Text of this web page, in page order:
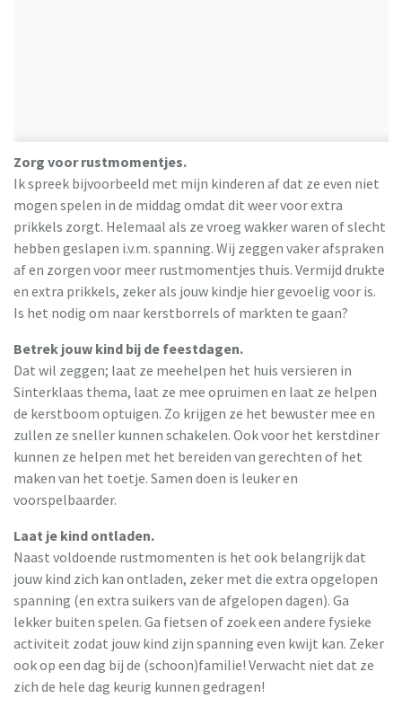
Zorg voor rustmomentjes.
Ik spreek bijvoorbeeld met mijn kinderen af dat ze even niet
mogen spelen in de middag omdat dit weer voor extra
prikkels zorgt. Helemaal als ze vroeg wakker waren of slecht
hebben geslapen i.v.m. spanning. Wij zeggen vaker afspraken
af en zorgen voor meer rustmomentjes thuis. Vermijd drukte
en extra prikkels, zeker als jouw kindje hier gevoelig voor is.
Is het nodig om naar kerstborrels of markten te gaan?
Betrek jouw kind bij de feestdagen.
Dat wil zeggen; laat ze meehelpen het huis versieren in
Sinterklaas thema, laat ze mee opruimen en laat ze helpen
de kerstboom optuigen. Zo krijgen ze het bewuster mee en
zullen ze sneller kunnen schakelen. Ook voor het kerstdiner
kunnen ze helpen met het bereiden van gerechten of het
maken van het toetje. Samen doen is leuker en
voorspelbaarder.
Laat je kind ontladen.
Naast voldoende rustmomenten is het ook belangrijk dat
jouw kind zich kan ontladen, zeker met die extra opgelopen
spanning (en extra suikers van de afgelopen dagen). Ga
lekker buiten spelen. Ga fietsen of zoek een andere fysieke
activiteit zodat jouw kind zijn spanning even kwijt kan. Zeker
ook op een dag bij de (schoon)familie! Verwacht niet dat ze
zich de hele dag keurig kunnen gedragen!